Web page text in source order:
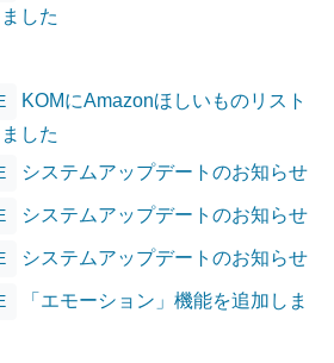
した
KOMにAmazonほしいものリスト
した
システムアップデートのお知らせ
システムアップデートのお知らせ
システムアップデートのお知らせ
「エモーション」機能を追加しま